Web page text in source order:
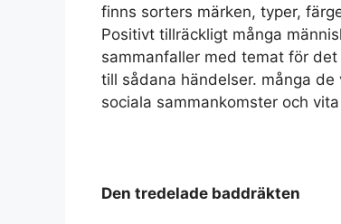
finns sorters märken, typer,
Positivt tillräckligt många
sammanfaller med temat för
till sådana händelser. många
sociala sammankomster och
Den tredelade baddräkten